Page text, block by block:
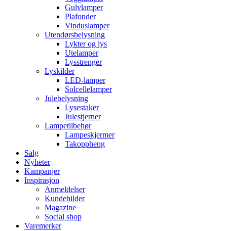
Gulvlamper
Plafonder
Vinduslamper
Utendørsbelysning
Lykter og lys
Utelamper
Lysstrenger
Lyskilder
LED-lamper
Solcellelamper
Julebelysning
Lysestaker
Julestjerner
Lampetilbehør
Lampeskjermer
Takoppheng
Salg
Nyheter
Kampanjer
Inspirasjon
Anmeldelser
Kundebilder
Magazine
Social shop
Varemerker